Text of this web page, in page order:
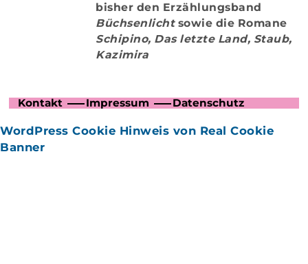
bisher den Erzählungsband
Büchsenlichtsowie die Romane
Schipino, Das letzte Land, Staub,
Kazimira
Kontakt Impressum Datenschutz
WordPress Cookie Hinweis von Real Cookie
Banner